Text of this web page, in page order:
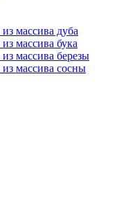
массива дуба
массива бука
массива березы
массива сосны